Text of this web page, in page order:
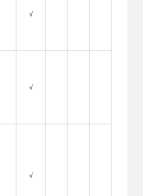
√
√
√